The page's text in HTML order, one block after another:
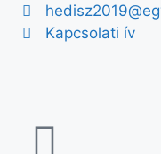
Kapcsolati ív